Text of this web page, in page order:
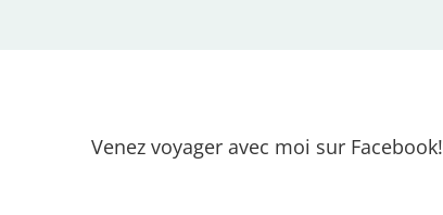
Venez voyager avec moi sur Facebook!